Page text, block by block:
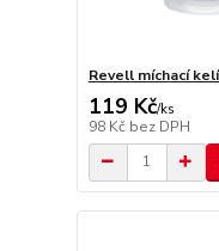
Revell míchací
119 Kč/ks
98 Kč bez DPH